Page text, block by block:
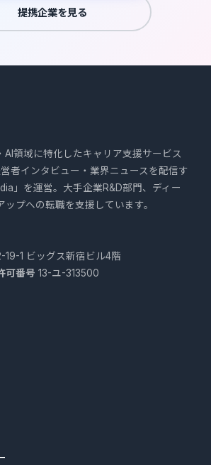
提携企業を見る
AI領域に特化したキャリア支援サービス
営者インタビュー・業界ニュースを配信す
」を運営。大手企業R&D部門、ディー
ップへの転職を支援しています。
19-1 ビッグス新宿ビル4階
可番号 13-ユ-313500